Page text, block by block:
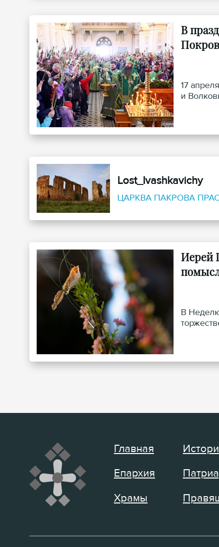
В
17
и
Lost_Ivashkavichy
ЦАРКВА ПАКРОВА
Иерей
В
Главная
Епархия
Храмы